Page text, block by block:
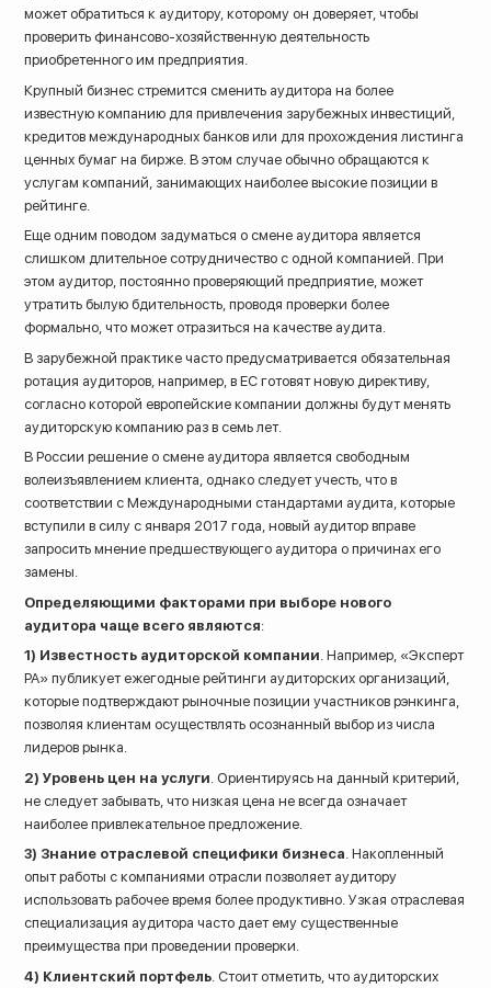
может обратиться к аудитору, которому он доверяет, чтобы
проверить финансово-хозяйственную деятельность
приобретенного им предприятия.
Крупный бизнес стремится сменить аудитора на более
известную компанию для привлечения зарубежных инвестиций,
кредитов международных банков или для прохождения листинга
ценных бумаг на бирже. В этом случае обычно обращаются к
услугам компаний, занимающих наиболее высокие позиции в
рейтинге.
Еще одним поводом задуматься о смене аудитора является
слишком длительное сотрудничество с одной компанией. При
этом аудитор, постоянно проверяющий предприятие, может
утратить былую бдительность, проводя проверки более
формально, что может отразиться на качестве аудита.
В зарубежной практике часто предусматривается обязательная
ротация аудиторов, например, в ЕС готовят новую директиву,
согласно которой европейские компании должны будут менять
аудиторскую компанию раз в семь лет.
В России решение о смене аудитора является свободным
волеизъявлением клиента, однако следует учесть, что в
соответствии с Международными стандартами аудита, которые
вступили в силу с января 2017 года, новый аудитор вправе
запросить мнение предшествующего аудитора о причинах его
замены.
Определяющими факторами при выборе нового
аудитора чаще всего являются:
1) Известность аудиторской компании. Например, «Эксперт
РА» публикует ежегодные рейтинги аудиторских организаций,
которые подтверждают рыночные позиции участников рэнкинга,
позволяя клиентам осуществлять осознанный выбор из числа
лидеров рынка.
2) Уровень цен на услуги . Ориентируясь на данный критерий,
не следует забывать, что низкая цена не всегда означает
наиболее привлекательное предложение.
3) Знание отраслевой специфики бизнеса. Накопленный
опыт работы с компаниями отрасли позволяет аудитору
использовать рабочее время более продуктивно. Узкая отраслевая
специализация аудитора часто дает ему существенные
преимущества при проведении проверки.
4) Клиентский портфель . Стоит отметить, что аудиторских